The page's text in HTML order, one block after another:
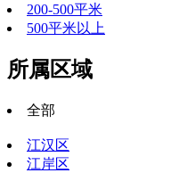
200-500平米
500平米以上
所属区域
全部
江汉区
江岸区